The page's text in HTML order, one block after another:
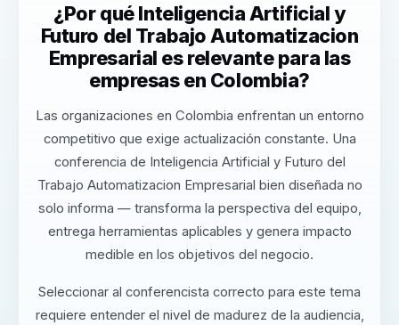
¿Por qué Inteligencia Artificial y
Futuro del Trabajo Automatizacion
Empresarial es relevante para las
empresas en Colombia?
Las organizaciones en Colombia enfrentan un entorno
competitivo que exige actualización constante. Una
conferencia de Inteligencia Artificial y Futuro del
Trabajo Automatizacion Empresarial bien diseñada no
solo informa — transforma la perspectiva del equipo,
entrega herramientas aplicables y genera impacto
medible en los objetivos del negocio.
Seleccionar al conferencista correcto para este tema
requiere entender el nivel de madurez de la audiencia,